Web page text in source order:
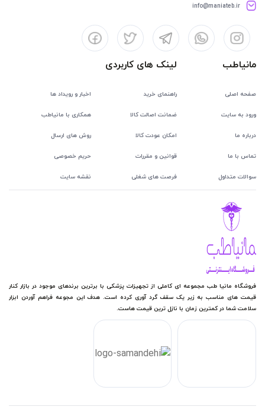
info@maniateb.ir
مانیاطب
صفحه اصلی
ورود به سایت
درباره ما
تماس با ما
سوالات متداول
لینک های کاربردی
راهنمای خرید اخبار و رویداد ها
ضمانت اصالت کالا همکاری با مانیاطب
امکان عودت کالا روش های ارسال
قوانین و مقررات حریم خصوصی
فرصت های شغلی نقشه سایت
فروشگاه مانیا طب مجموعه ای کاملی از تجهیزات پزشکی با برترین برندهای موجود در بازار کنار
قیمت های مناسب به زیر یک سقف گرد آوری کرده است. هدف این مجوعه فراهم آوردن ابزار
سلامت شما در کمترین زمان با نازل ترین قیمت هاست.